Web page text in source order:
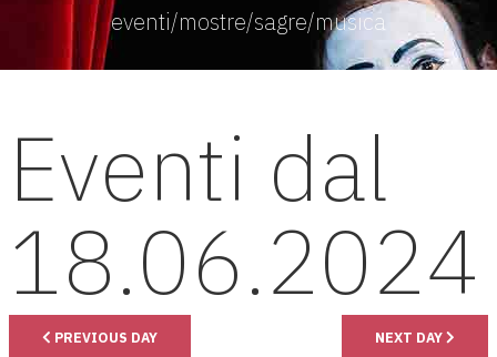
eventi/mostre/sagre/musica
Eventi dal
18.06.2024
PREVIOUS DAY NEXT DAY